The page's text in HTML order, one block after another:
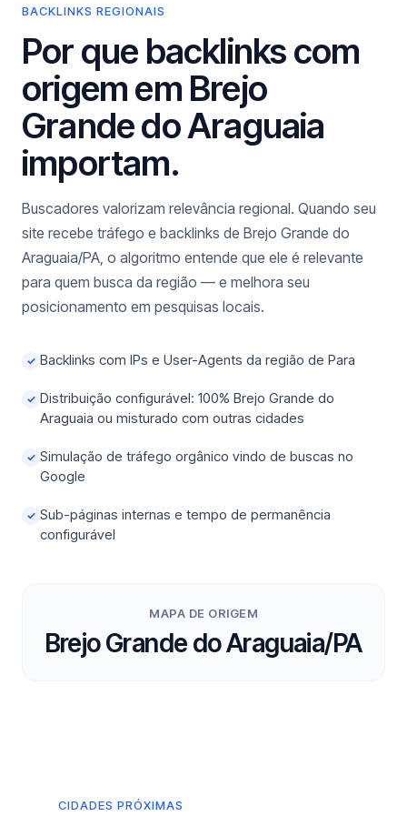
BACKLINKS REGIONAIS
Por que backlinks com
origem em Brejo
Grande do Araguaia
importam.
Buscadores valorizam relevância regional. Quando seu
site recebe tráfego e backlinks de Brejo Grande do
Araguaia/PA, o algoritmo entende que ele é relevante
para quem busca da região — e melhora seu
posicionamento em pesquisas locais.
✓ Backlinks com IPs e User-Agents da região de Para
✓ Distribuição configurável: 100% Brejo Grande do
Araguaia ou misturado com outras cidades
✓ Simulação de tráfego orgânico vindo de buscas no
Google
✓ Sub-páginas internas e tempo de permanência
configurável
MAPA DE ORIGEM
Brejo Grande do Araguaia/PA
CIDADES PRÓXIMAS